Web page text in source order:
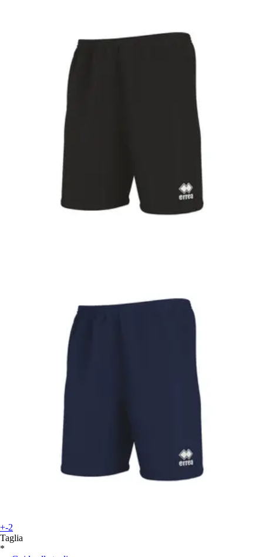
+-2
Taglia
*